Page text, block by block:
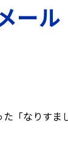
ー
「なりす